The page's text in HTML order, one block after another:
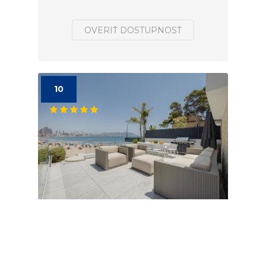
OVERIŤ DOSTUPNOSŤ
10